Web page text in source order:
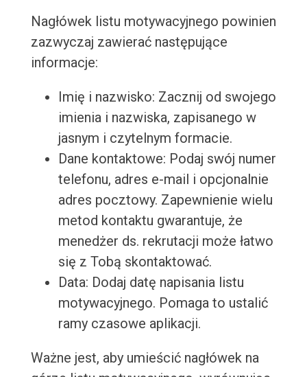
Nagłówek listu motywacyjnego powinien
zazwyczaj zawierać następujące
informacje:
Imię i nazwisko: Zacznij od swojego
imienia i nazwiska, zapisanego w
jasnym i czytelnym formacie.
Dane kontaktowe: Podaj swój numer
telefonu, adres e-mail i opcjonalnie
adres pocztowy. Zapewnienie wielu
metod kontaktu gwarantuje, że
menedżer ds. rekrutacji może łatwo
się z Tobą skontaktować.
Data: Dodaj datę napisania listu
motywacyjnego. Pomaga to ustalić
ramy czasowe aplikacji.
Ważne jest, aby umieścić nagłówek na